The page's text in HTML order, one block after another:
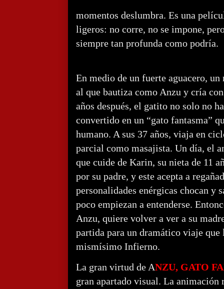
momentos deslumbra. Es una
ligeros: no corre, no se impone,
siempre tan profunda como podría.
En medio de un fuerte aguacero,
al que bautiza como Anzu y cría
años después, el gatito no solo no
convertido en un “gato fantasma”
humano. A sus 37 años, viaja en
parcial como masajista. Un día, el
que cuide de Karin, su nieta de 11
por su padre, y este acepta a
personalidades enérgicas chocan y
poco empiezan a entenderse.
Anzu, quiere volver a ver a su
partida para un dramático viaje que
mismísimo Infierno.
La gran virtud de ANZU, GATO
gran apartado visual. La animación